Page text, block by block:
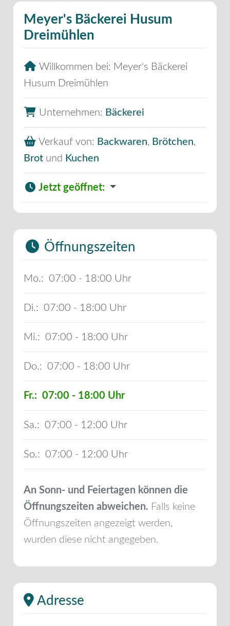
Meyer's Bäckerei Husum
Dreimühlen
Willkommen bei: Meyer's Bäckerei
Husum Dreimühlen
Unternehmen: Bäckerei
Verkauf von: Backwaren, Brötchen,
Brot und Kuchen
Jetzt geöffnet:
Öffnungszeiten
Mo.: 07:00 - 18:00
Di.: 07:00 - 18:00
Mi.: 07:00 - 18:00
Do.: 07:00 - 18:00
Fr.: 07:00 - 18:00
Sa.: 07:00 - 12:00
So.: 07:00 - 12:00
An Sonn- und Feiertagen können die
Öffnungszeiten abweichen. Falls keine
Öffnungszeiten angezeigt werden,
wurden diese nicht angegeben.
Adresse